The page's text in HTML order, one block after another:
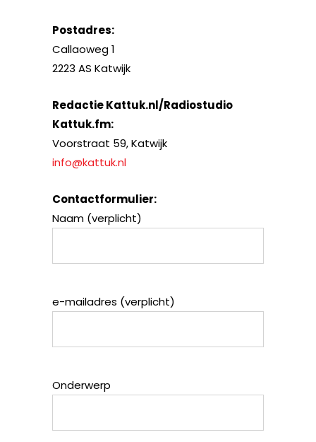
Postadres:
Callaoweg 1
2223 AS Katwijk
Redactie Kattuk.nl/Radiostudio
Kattuk.fm:
Voorstraat 59, Katwijk
info@kattuk.nl
Contactformulier:
Naam (verplicht)
e-mailadres (verplicht)
Onderwerp